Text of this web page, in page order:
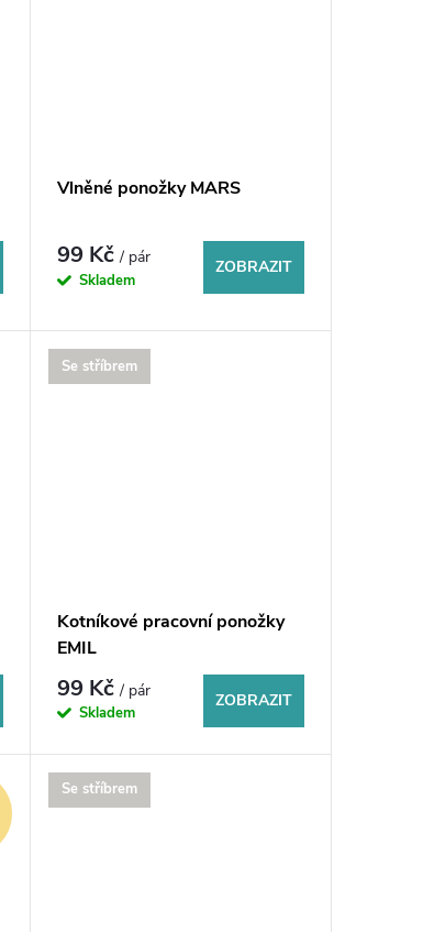
Vlněné ponožky MARS
99 Kč/ pár
Skladem
ZOBRAZIT
Se stříbrem
Kotníkové pracovní ponožky
EMIL
99 Kč/ pár
Skladem
ZOBRAZIT
Se stříbrem